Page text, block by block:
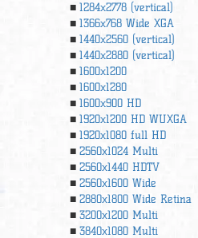
1284x2778 (vertical)
1366х768 Wide XGA
1440x2560 (vertical)
1440x2880 (vertical)
1600x1200
1600x1280
1600x900 HD
1920x1200 HD WUXGA
1920х1080 full HD
2560x1024 Multi
2560x1440 HDTV
2560x1600 Wide
2880x1800 Wide Retina
3200x1200 Multi
3840x1080 Multi